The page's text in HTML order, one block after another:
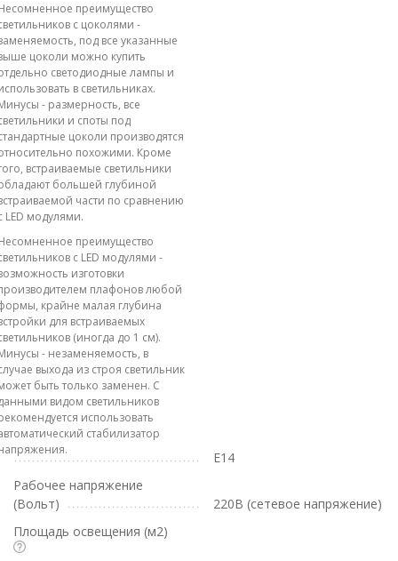
преимущество
с цоколями -
под все указанные
цоколи можно купить
светодиодные лампы и
в светильниках.
- размерность, все
и споты под
цоколи производятся
похожими. Кроме
встраиваемые светильники
большей глубиной
части по сравнению
LED модулями.
преимущество
с LED модулями -
изготовки
плафонов любой
крайне малая глубина
для встраиваемых
(иногда до 1 см).
- незаменяемость, в
выхода из строя светильник
быть только заменен. С
видом светильников
использовать
стабилизатор
E14
Рабочее напряжение
(Вольт)
220В (сетевое напряжение)
Площадь освещения (м2)